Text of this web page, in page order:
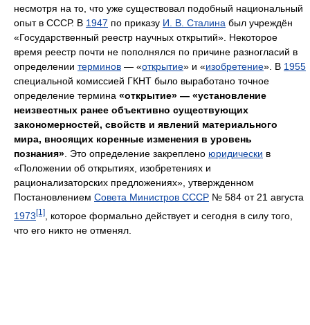
несмотря на то, что уже существовал подобный национальный
опыт в СССР. В 1947 по приказу И. В. Сталина был учреждён
«Государственный реестр научных открытий». Некоторое
время реестр почти не пополнялся по причине разногласий в
определении терминов — «открытие» и «изобретение». В 1955
специальной комиссией ГКНТ было выработано точное
определение термина «открытие» — «установление
неизвестных ранее объективно существующих
закономерностей, свойств и явлений материального
мира, вносящих коренные изменения в уровень
познания» . Это определение закреплено юридически в
«Положении об открытиях, изобретениях и
рационализаторских предложениях», утвержденном
Постановлением Совета Министров СССР № 584 от 21 августа
1973[1]
, которое формально действует и сегодня в силу того,
что его никто не отменял.